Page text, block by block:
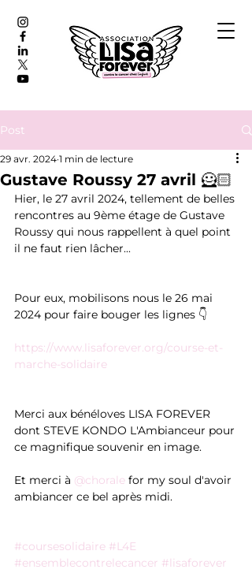
Post
Gustave Roussy 27 avril 🦸🏻
29 avr. 2024 1 min de lecture
Hier, le 27 avril 2024, tellement de belles
rencontres au 9ème étage de Gustave
Roussy qui nous rappellent à quel point
il ne faut rien lâcher...
Pour eux, mobilisons nous le 26 mai
2024 pour faire bouger les lignes 👇
https://www.lisaforever.org/course-et-
marche-solidaire
Merci aux bénéloves LISA FOREVER
dont STEVE KONDO L'Ambianceur pour
ce magnifique souvenir en image.
Et merci à @chorale for my soul d'avoir
ambiancer ce bel après midi.
#coursesolidaire #L4E
#ensemblecontrelecancer #lisaforever